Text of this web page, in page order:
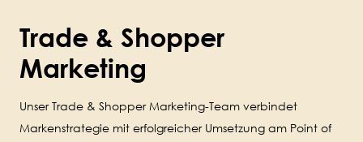
Trade & Shopper
Marketing
Unser Trade & Shopper Marketing-Team verbindet
Markenstrategie mit erfolgreicher Umsetzung am Point of